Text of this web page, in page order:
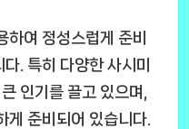
여 정성스럽게 준비
. 특히 다양한 사시미
인기를 끌고 있으며,
게 준비되어 있습니다.